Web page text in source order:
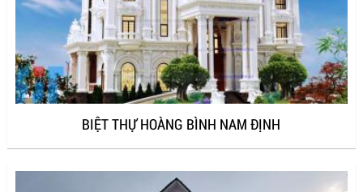
BIỆT THỰ HOÀNG BÌNH NAM ĐỊNH